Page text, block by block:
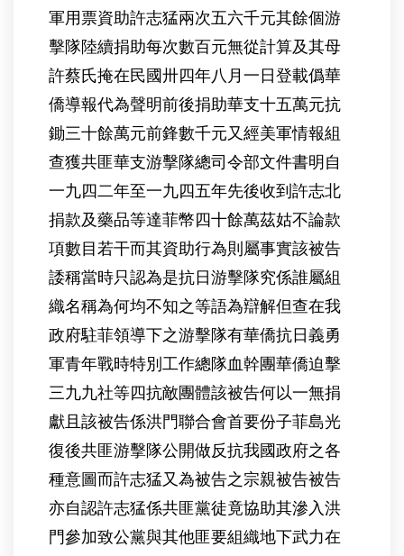
軍用票資助許志猛兩次五六千元其餘個游
擊隊陸續捐助每次數百元無從計算及其母
許蔡氏掩在民國卅四年八月一日登載僞華
僑導報代為聲明前後捐助華支十五萬元抗
鋤三十餘萬元前鋒數千元又經美軍情報組
查獲共匪華支游擊隊總司令部文件書明自
一九四二年至一九四五年先後收到許志北
捐款及藥品等達菲幣四十餘萬茲姑不論款
項數目若干而其資助行為則屬事實該被告
諉稱當時只認為是抗日游擊隊究係誰屬組
織名稱為何均不知之等語為辯解但查在我
政府駐菲領導下之游擊隊有華僑抗日義勇
軍青年戰時特別工作總隊血幹團華僑迫擊
三九九社等四抗敵團體該被告何以一無捐
獻且該被告係洪門聯合會首要份子菲島光
復後共匪游擊隊公開做反抗我國政府之各
種意圖而許志猛又為被告之宗親被告被告
亦自認許志猛係共匪黨徒竟協助其滲入洪
門參加致公黨與其他匪要組織地下武力在